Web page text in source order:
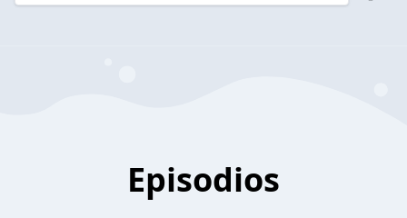
Episodios